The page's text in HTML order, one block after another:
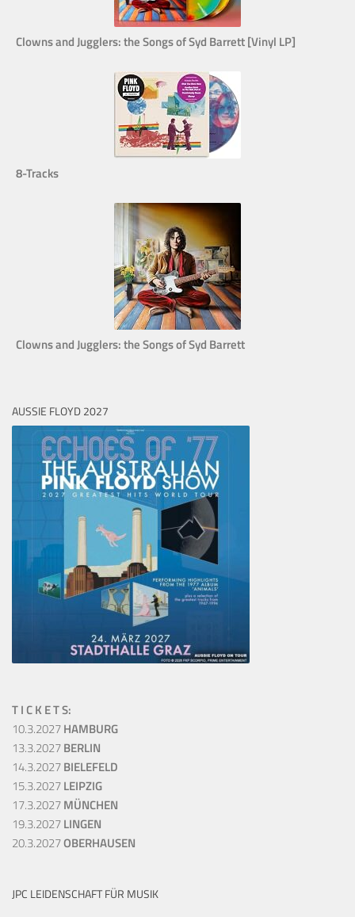
Clowns and Jugglers: the Songs of Syd Barrett [Vinyl LP]
8-Tracks
Clowns and Jugglers: the Songs of Syd Barrett
AUSSIE FLOYD 2027
T I C K E T S:
10.3.2027HAMBURG
13.3.2027BERLIN
14.3.2027BIELEFELD
15.3.2027LEIPZIG
17.3.2027MÜNCHEN
19.3.2027LINGEN
20.3.2027OBERHAUSEN
JPC LEIDENSCHAFT FÜR MUSIK